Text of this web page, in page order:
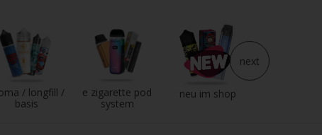
/ longfill /
basis
e zigarette pod
system
neu im shop
next